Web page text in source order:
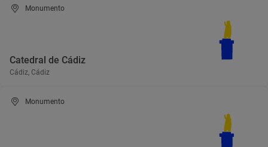
Monumento
Catedral de Cádiz
Cádiz, Cádiz
Monumento